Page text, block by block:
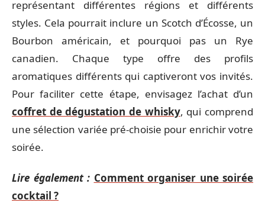
représentant différentes régions et différents
styles. Cela pourrait inclure un Scotch d’Écosse, un
Bourbon américain, et pourquoi pas un Rye
canadien. Chaque type offre des profils
aromatiques différents qui captiveront vos invités.
Pour faciliter cette étape, envisagez l’achat d’un
coffret de dégustation de whisky, qui comprend
une sélection variée pré-choisie pour enrichir votre
soirée.
Lire également : Comment organiser une soirée
cocktail ?